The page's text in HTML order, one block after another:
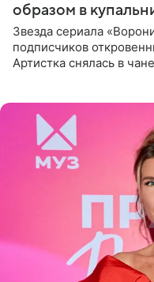
образом в
Звезда сериала
подписчиков
Артистка снялась в